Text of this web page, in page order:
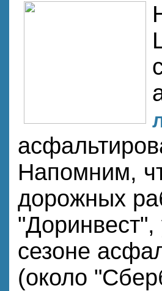
Напомним,
дорожных
сезоне
(около